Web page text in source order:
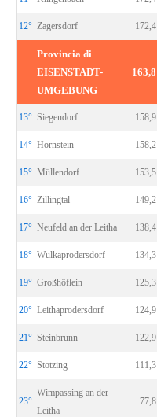
12° Zagersdorf 172,4
Provincia di
EISENSTADT-
UMGEBUNG
163,8
13° Siegendorf 158,9
14° Hornstein 158,2
15° Müllendorf 153,5
16° Zillingtal 149,2
17° Neufeld an der Leitha 138,4
18° Wulkaprodersdorf 134,3
19° Großhöflein 125,3
20° Leithaprodersdorf 124,9
21° Steinbrunn 122,9
22° Stotzing 111,3
23°
Wimpassing an der
Leitha
77,8